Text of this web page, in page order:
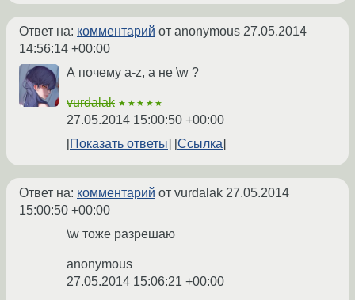
Ответ на: комментарий от anonymous 27.05.2014
14:56:14 +00:00
А почему a-z, а не \w ?
vurdalak ★★★★★
27.05.2014 15:00:50 +00:00
Показать ответы
Ссылка
Ответ на: комментарий от vurdalak 27.05.2014
15:00:50 +00:00
\w тоже разрешаю
anonymous
27.05.2014 15:06:21 +00:00